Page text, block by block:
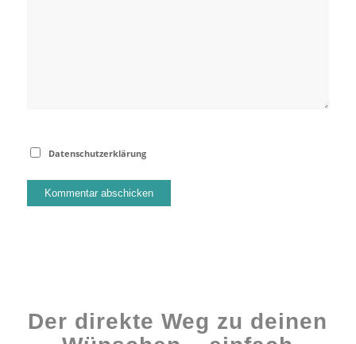
Datenschutzerklärung
Der direkte Weg zu deinen